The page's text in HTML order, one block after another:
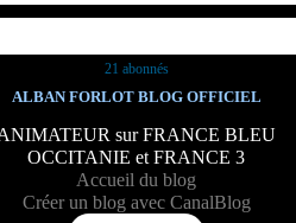
21 abonnés
ALBAN FORLOT BLOG OFFICIEL
sur FRANCE BLEU
OCCITANIE et FRANCE 3
Accueil du blog
Créer un blog avec CanalBlog